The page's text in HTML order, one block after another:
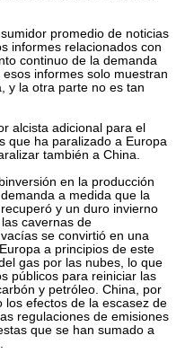
promedio de noticias
informes relacionados con
continuo de la demanda
informes solo muestran
y ​​la otra parte no es tan
alcista adicional para el
que ha paralizado a Europa
también a China.
en la producción
a medida que la
y un duro invierno
cavernas de
se convirtió en una
a principios de este
gas por las nubes, lo que
públicos para reiniciar las
y petróleo. China, por
los efectos de la escasez de
regulaciones de emisiones
que se han sumado a